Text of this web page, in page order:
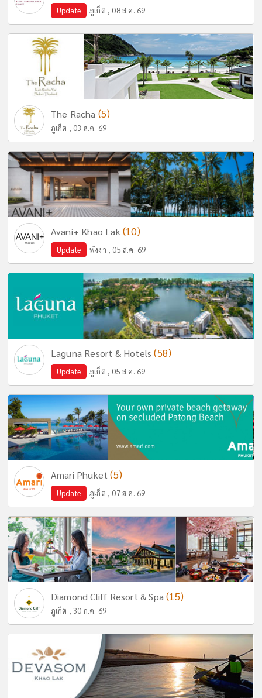
Update ภูเก็ต , 08 ส.ค. 69
The Racha (5)
ภูเก็ต , 03 ส.ค. 69
Avani+ Khao Lak (10)
Update พังงา , 05 ส.ค. 69
Laguna Resort & Hotels(58)
Update ภูเก็ต , 05 ส.ค. 69
Amari Phuket(5)
Update ภูเก็ต , 07 ส.ค. 69
Diamond Cliff Resort & Spa(15)
ภูเก็ต , 30 ก.ค. 69